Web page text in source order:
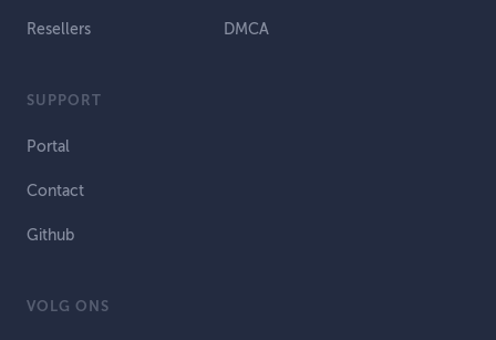
Resellers DMCA
SUPPORT
Portal
Contact
Github
VOLG ONS